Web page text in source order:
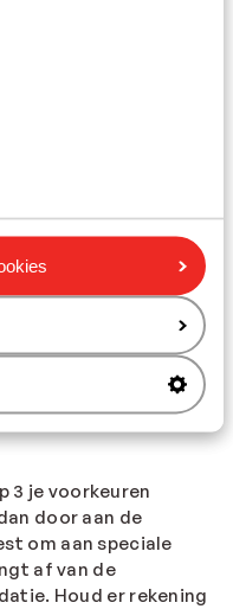
3 je voorkeuren
door aan de
om aan speciale
af van de
Houd er rekening